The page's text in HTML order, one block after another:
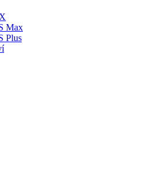
Max
Plus